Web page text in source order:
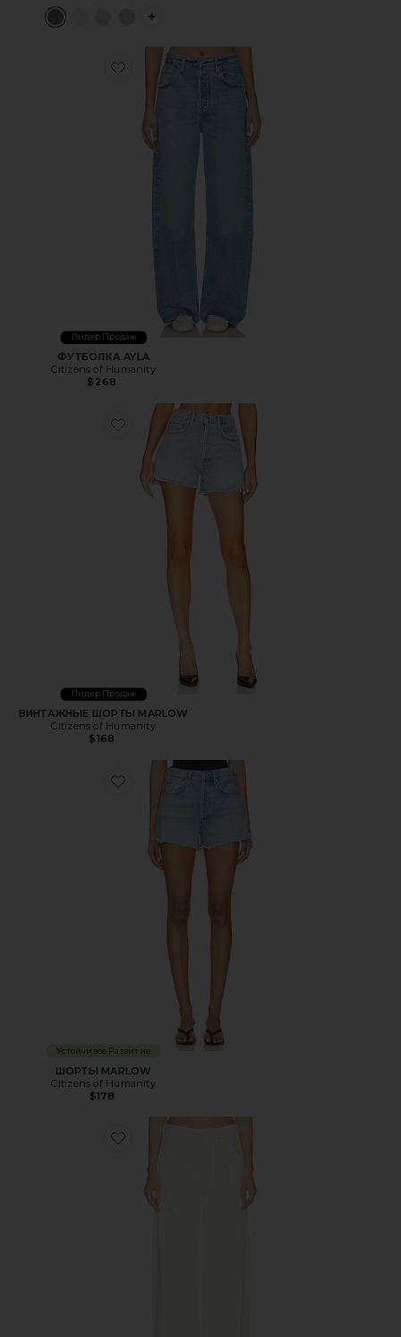
PLUS ICON TO SEE MORE OPTIONS FOR
Favorite ФУТБОЛКА AYLA
Лидер Продаж
ФУТБОЛКА AYLA
Citizens of Humanity
$268
Favorite ВИНТАЖНЫЕ ШОРТЫ MARLOW
Лидер Продаж
ВИНТАЖНЫЕ ШОРТЫ MARLOW
Citizens of Humanity
$168
Favorite ШОРТЫ MARLOW
Устойчивое Развитие
ШОРТЫ MARLOW
Citizens of Humanity
$178
Favorite БРЮКИ BRYNN